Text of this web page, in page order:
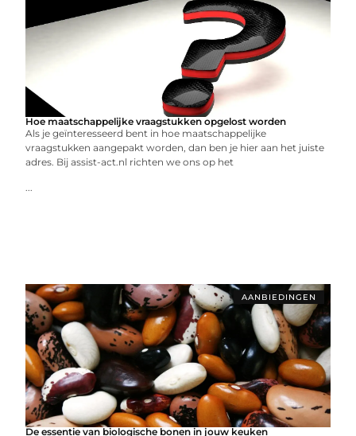
Hoe maatschappelijke vraagstukken opgelost worden
Als je geïnteresseerd bent in hoe maatschappelijke
vraagstukken aangepakt worden, dan ben je hier aan het juiste
adres. Bij assist-act.nl richten we ons op het
...
AANBIEDINGEN
De essentie van biologische bonen in jouw keuken